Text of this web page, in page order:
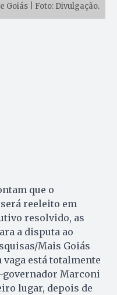
Goiás | Foto: Divulgação.
que o
reeleito em
resolvido, as
a disputa ao
Mais Goiás
vaga está totalmente
governador Marconi
lugar, depois de